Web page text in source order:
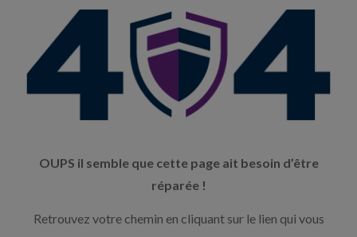
OUPS il semble que cette page ait besoin d’être
réparée !
Retrouvez votre chemin en cliquant sur le lien qui vous